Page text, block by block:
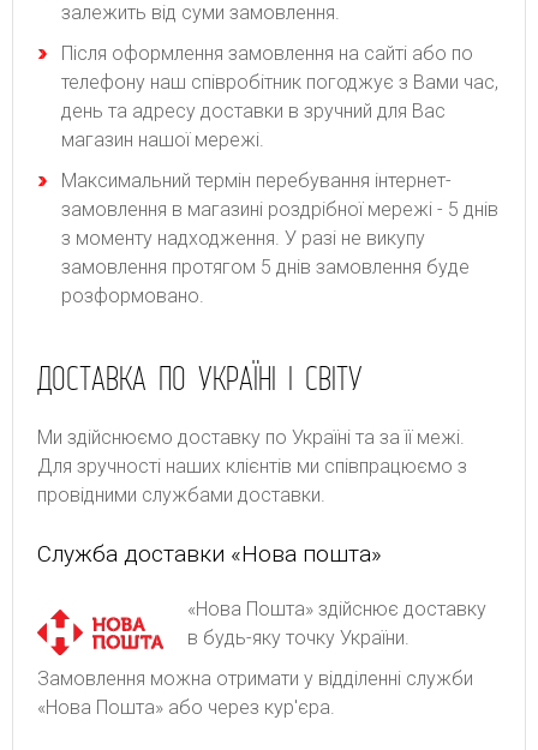
залежить від суми замовлення.
Після оформлення замовлення на сайті або по
телефону наш співробітник погоджує з Вами час,
день та адресу доставки в зручний для Вас
магазин нашої мережі.
Максимальний термін перебування інтернет-
замовлення в магазині роздрібної мережі - 5 днів
з моменту надходження. У разі не викупу
замовлення протягом 5 днів замовлення буде
розформовано.
ДОСТАВКА ПО УКРАЇНІ І СВІТУ
Ми здійснюємо доставку по Україні та за її межі.
Для зручності наших клієнтів ми співпрацюємо з
провідними службами доставки.
Служба доставки «Нова пошта»
«Нова Пошта» здійснює доставку
в будь-яку точку України.
Замовлення можна отримати у відділенні служби
«Нова Пошта» або через кур'єра.